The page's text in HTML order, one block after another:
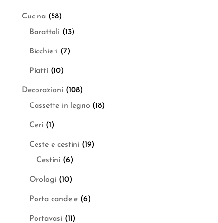
Cucina (58)
Barattoli (13)
Bicchieri (7)
Piatti (10)
Decorazioni (108)
Cassette in legno (18)
Ceri (1)
Ceste e cestini (19)
Cestini (6)
Orologi (10)
Porta candele (6)
Portavasi (11)